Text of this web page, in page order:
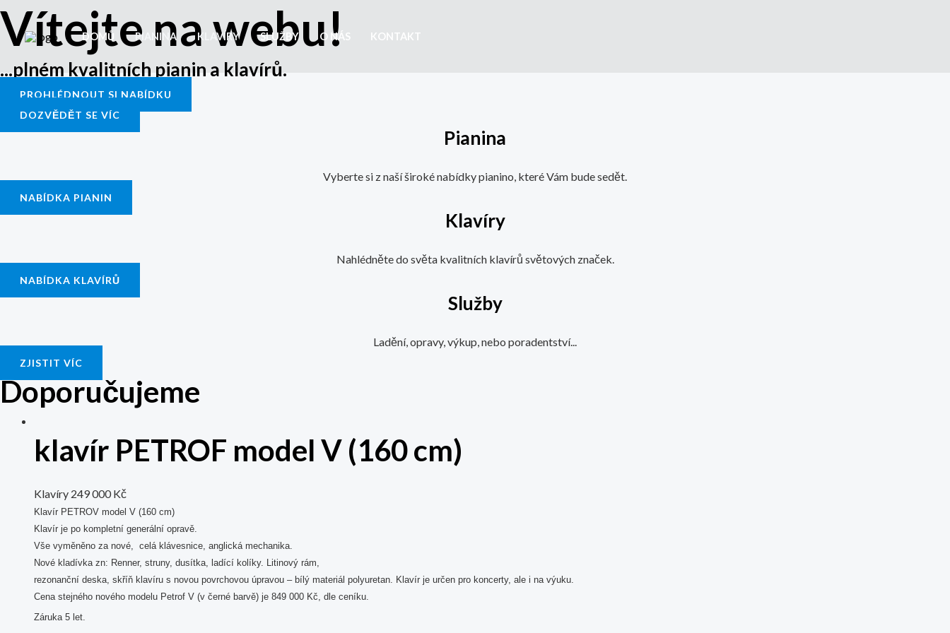
Přeskočit
na
obsah
DOMŮ PIANINA KLAVÍRY SLUŽBY O NÁS KONTAKT
Vítejte na webu!
...plném kvalitních pianin a klavírů.
PROHLÉDNOUT SI NABÍDKU
DOZVĚDĚT SE VÍC
Pianina
Vyberte si z naší široké nabídky pianino, které Vám bude sedět.
NABÍDKA PIANIN
Klavíry
Nahlédněte do světa kvalitních klavírů světových značek.
NABÍDKA KLAVÍRŮ
Služby
Ladění, opravy, výkup, nebo poradentství...
ZJISTIT VÍC
Doporučujeme
klavír PETROF model V (160 cm)
Klavíry 249 000Kč
Klavír PETROV model V (160 cm)
Klavír je po kompletní generální opravě.
Vše vyměněno za nové, celá klávesnice, anglická mechanika.
Nové kladívka zn: Renner, struny, dusítka, ladící kolíky. Litinový rám,
rezonanční deska, skříň klavíru s novou povrchovou úpravou – bílý materiál polyuretan. Klavír je určen pro koncerty, ale i na výuku.
Cena stejného nového modelu Petrof V (v černé barvě) je 849 000 Kč, dle ceníku.
Záruka 5 let.